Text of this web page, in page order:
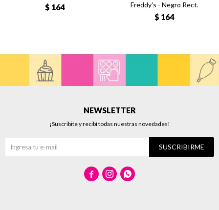
$ 164
Freddy's - Negro Rect.
$ 164
NEWSLETTER
¡Suscribite y recibí todas nuestras novedades!
SUSCRIBIRME
  